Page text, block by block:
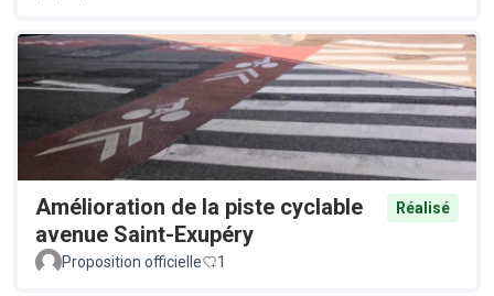
Amélioration de la piste cyclable
avenue Saint-Exupéry
Réalisé
Proposition officielle 1